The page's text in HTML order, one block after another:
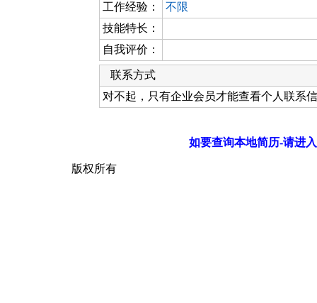
工作经验：
不限
技能特长：
自我评价：
联系方式
对不起，只有企业会员才能查看个人联系
如要查询本地简历-请进
版权所有